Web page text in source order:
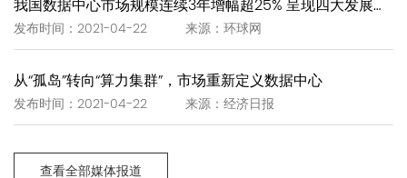
发布时间：2021-04-22 来源：环球网
从“孤岛”转向“算力集群”，市场重新定义数据中心
发布时间：2021-04-22 来源：经济日报
查看全部媒体报道